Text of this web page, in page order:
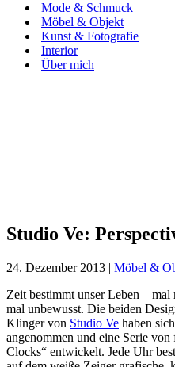
Mode & Schmuck
Möbel & Objekt
Kunst & Fotografie
Interior
Über mich
Studio Ve:
24. Dezember 2013 | Möbel &
Zeit bestimmt unser Leben –
mal unbewusst. Die beiden
Klinger von Studio Ve haben
angenommen und eine Serie
Clocks“ entwickelt. Jede Uhr